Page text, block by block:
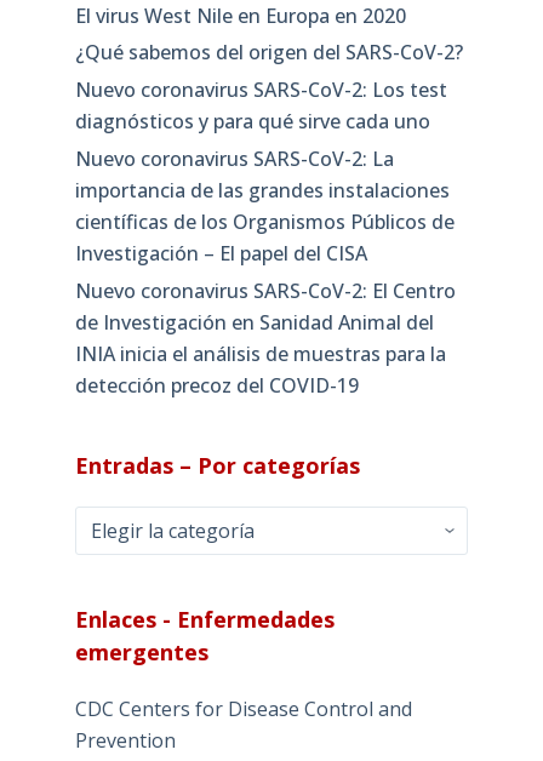
El virus West Nile en Europa en 2020
¿Qué sabemos del origen del SARS-CoV-2?
Nuevo coronavirus SARS-CoV-2: Los test
diagnósticos y para qué sirve cada uno
Nuevo coronavirus SARS-CoV-2: La
importancia de las grandes instalaciones
científicas de los Organismos Públicos de
Investigación – El papel del CISA
Nuevo coronavirus SARS-CoV-2: El Centro
de Investigación en Sanidad Animal del
INIA inicia el análisis de muestras para la
detección precoz del COVID-19
Entradas – Por categorías
Entradas
–
categorías
Enlaces - Enfermedades
emergentes
CDC Centers for Disease Control and
Prevention